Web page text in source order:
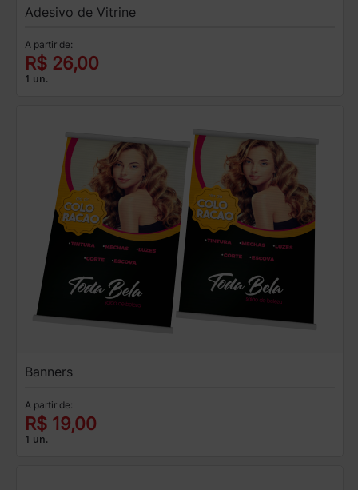
Adesivo de Vitrine
A partir de:
R$ 26,00
1 un.
Banners
A partir de:
R$ 19,00
1 un.